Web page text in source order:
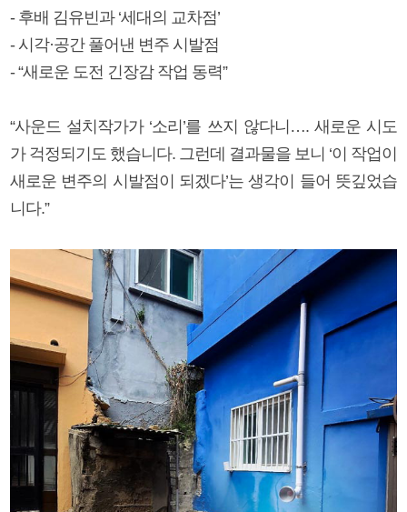
- 후배 김유빈과 ‘세대의 교차점’
- 시각·공간 풀어낸 변주 시발점
- “새로운 도전 긴장감 작업 동력”
“사운드 설치작가가 ‘소리’를 쓰지 않다니…. 새로운 시도
가 걱정되기도 했습니다. 그런데 결과물을 보니 ‘이 작업이
새로운 변주의 시발점이 되겠다’는 생각이 들어 뜻깊었습
니다.”